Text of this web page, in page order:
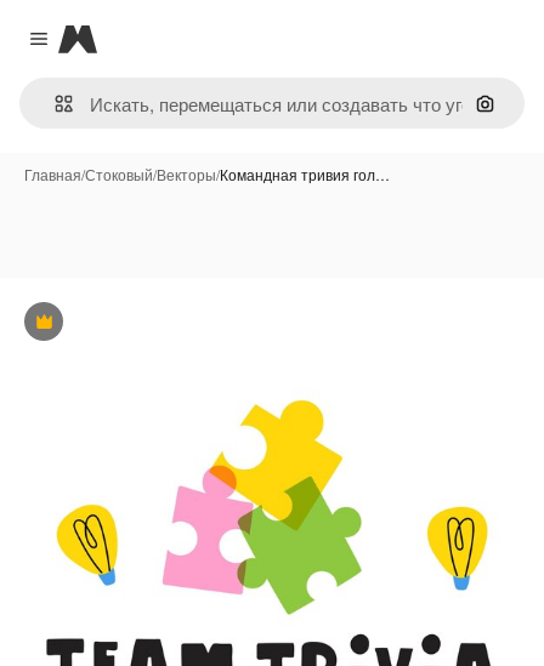
Close menu
Magnific
Поиск
Главная/Стоковый/Векторы/Командная тривия гол…
Премиум